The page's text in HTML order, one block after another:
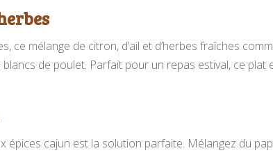
ce mélange de citron, d’ail et d’herbes fraîches
de poulet. Parfait pour un repas estival, ce plat
épices cajun est la solution parfaite. Mélangez du